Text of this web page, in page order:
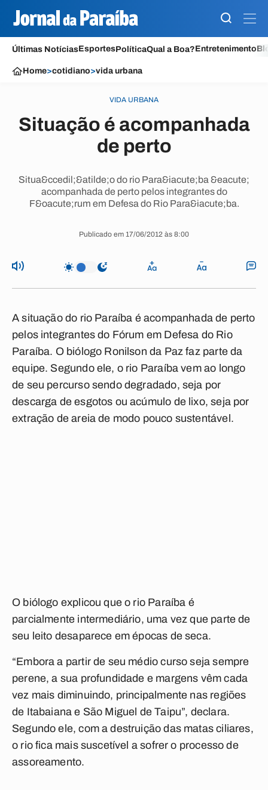
Últimas NotíciasEsportesPolíticaQual a Boa?Entretenimento
Home>cotidiano>vida urbana
VIDA URBANA
Situação é acompanhada
de perto
Situa&ccedil;&atilde;o do rio Para&iacute;ba &eacute;
acompanhada de perto pelos integrantes do
F&oacute;rum em Defesa do Rio Para&iacute;ba.
Publicado em 17/06/2012 às 8:00
A situação do rio Paraíba é acompanhada de perto
pelos integrantes do Fórum em Defesa do Rio
Paraíba. O biólogo Ronilson da Paz faz parte da
equipe. Segundo ele, o rio Paraíba vem ao longo
de seu percurso sendo degradado, seja por
descarga de esgotos ou acúmulo de lixo, seja por
extração de areia de modo pouco sustentável.
O biólogo explicou que o rio Paraíba é
parcialmente intermediário, uma vez que parte de
seu leito desaparece em épocas de seca.
“Embora a partir de seu médio curso seja sempre
perene, a sua profundidade e margens vêm cada
vez mais diminuindo, principalmente nas regiões
de Itabaiana e São Miguel de Taipu”, declara.
Segundo ele, com a destruição das matas ciliares,
o rio fica mais suscetível a sofrer o processo de
assoreamento.